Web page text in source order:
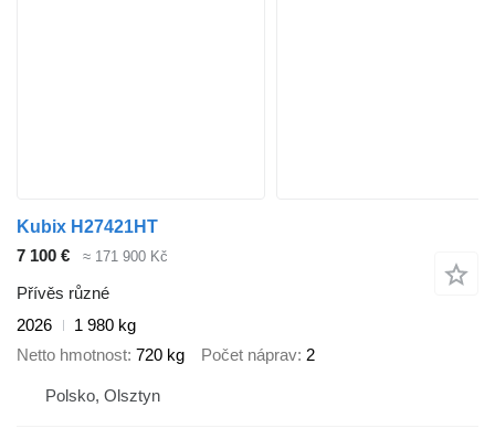
Kubix H27421HT
7 100 €
≈ 171 900 Kč
Přívěs různé
2026
1 980 kg
Netto hmotnost 720 kg Počet náprav 2
Polsko, Olsztyn